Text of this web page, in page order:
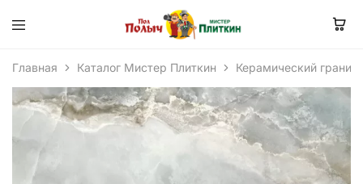
Главная Каталог Мистер Плиткин Керамический гранит